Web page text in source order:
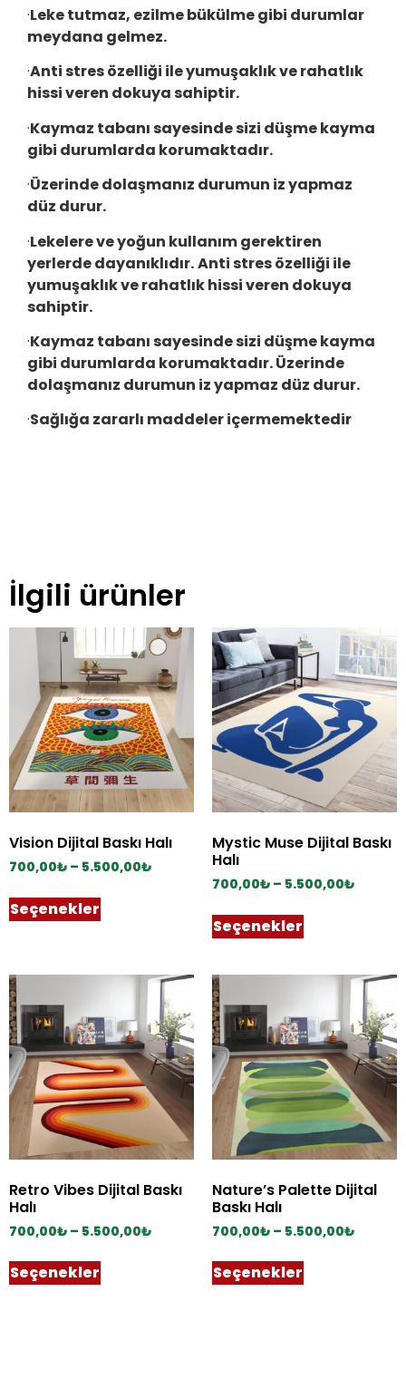
·Leke tutmaz, ezilme bükülme gibi durumlar
meydana gelmez.
·Anti stres özelliği ile yumuşaklık ve rahatlık
hissi veren dokuya sahiptir.
·Kaymaz tabanı sayesinde sizi düşme kayma
gibi durumlarda korumaktadır.
·Üzerinde dolaşmanız durumun iz yapmaz
düz durur.
·Lekelere ve yoğun kullanım gerektiren
yerlerde dayanıklıdır.Anti stres özelliği ile
yumuşaklık ve rahatlık hissi veren dokuya
sahiptir.
·Kaymaz tabanı sayesinde sizi düşme kayma
gibi durumlarda korumaktadır. Üzerinde
dolaşmanız durumun iz yapmaz düz durur.
·Sağlığa zararlı maddeler içermemektedir
İlgili ürünler
Vision Dijital Baskı Halı
700,00₺ – 5.500,00₺
Seçenekler
Mystic Muse Dijital Baskı
Halı
700,00₺ – 5.500,00₺
Seçenekler
Retro Vibes Dijital Baskı
Halı
700,00₺ – 5.500,00₺
Seçenekler
Nature’s Palette Dijital
Baskı Halı
700,00₺ – 5.500,00₺
Seçenekler